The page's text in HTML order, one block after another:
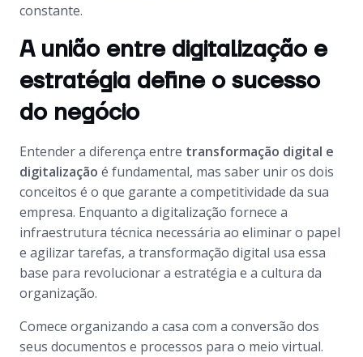
constante.
A união entre digitalização e
estratégia define o sucesso
do negócio
Entender a diferença entre transformação digital e
digitalização é fundamental, mas saber unir os dois
conceitos é o que garante a competitividade da sua
empresa. Enquanto a digitalização fornece a
infraestrutura técnica necessária ao eliminar o papel
e agilizar tarefas, a transformação digital usa essa
base para revolucionar a estratégia e a cultura da
organização.
Comece organizando a casa com a conversão dos
seus documentos e processos para o meio virtual.